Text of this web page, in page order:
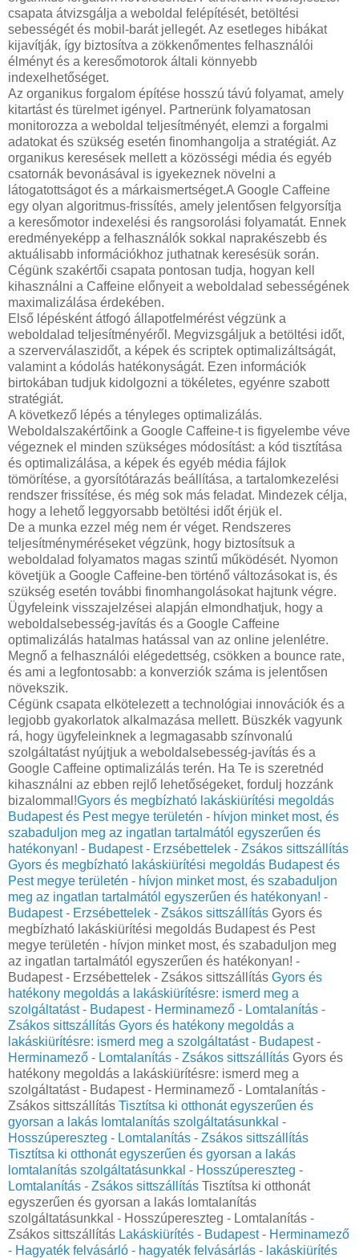
csapata átvizsgálja a weboldal felépítését, betöltési
sebességét és mobil-barát jellegét. Az esetleges hibákat
kijavítják, így biztosítva a zökkenőmentes felhasználói
élményt és a keresőmotorok általi könnyebb
indexelhetőséget.
Az organikus forgalom építése hosszú távú folyamat, amely
kitartást és türelmet igényel. Partnerünk folyamatosan
monitorozza a weboldal teljesítményét, elemzi a forgalmi
adatokat és szükség esetén finomhangolja a stratégiát. Az
organikus keresések mellett a közösségi média és egyéb
csatornák bevonásával is igyekeznek növelni a
látogatottságot és a márkaismertséget.A Google Caffeine
egy olyan algoritmus-frissítés, amely jelentősen felgyorsítja
a keresőmotor indexelési és rangsorolási folyamatát. Ennek
eredményeképp a felhasználók sokkal naprakészebb és
aktuálisabb információkhoz juthatnak keresésük során.
Cégünk szakértői csapata pontosan tudja, hogyan kell
kihasználni a Caffeine előnyeit a weboldalad sebességének
maximalizálása érdekében.
Első lépésként átfogó állapotfelmérést végzünk a
weboldalad teljesítményéről. Megvizsgáljuk a betöltési időt,
a szerverválaszidőt, a képek és scriptek optimalizáltságát,
valamint a kódolás hatékonyságát. Ezen információk
birtokában tudjuk kidolgozni a tökéletes, egyénre szabott
stratégiát.
A következő lépés a tényleges optimalizálás.
Weboldalszakértőink a Google Caffeine-t is figyelembe véve
végeznek el minden szükséges módosítást: a kód tisztítása
és optimalizálása, a képek és egyéb média fájlok
tömörítése, a gyorsítótárazás beállítása, a tartalomkezelési
rendszer frissítése, és még sok más feladat. Mindezek célja,
hogy a lehető leggyorsabb betöltési időt érjük el.
De a munka ezzel még nem ér véget. Rendszeres
teljesítményméréseket végzünk, hogy biztosítsuk a
weboldalad folyamatos magas szintű működését. Nyomon
követjük a Google Caffeine-ben történő változásokat is, és
szükség esetén további finomhangolásokat hajtunk végre.
Ügyfeleink visszajelzései alapján elmondhatjuk, hogy a
weboldalsebesség-javítás és a Google Caffeine
optimalizálás hatalmas hatással van az online jelenlétre.
Megnő a felhasználói elégedettség, csökken a bounce rate,
és ami a legfontosabb: a konverziók száma is jelentősen
növekszik.
Cégünk csapata elkötelezett a technológiai innovációk és a
legjobb gyakorlatok alkalmazása mellett. Büszkék vagyunk
rá, hogy ügyfeleinknek a legmagasabb színvonalú
szolgáltatást nyújtjuk a weboldalsebesség-javítás és a
Google Caffeine optimalizálás terén. Ha Te is szeretnéd
kihasználni az ebben rejlő lehetőségeket, fordulj hozzánk
bizalommal!Gyors és megbízható lakáskiürítési megoldás
Budapest és Pest megye területén - hívjon minket most, és
szabaduljon meg az ingatlan tartalmától egyszerűen és
hatékonyan! - Budapest - Erzsébettelek - Zsákos sittszállítás
Gyors és megbízható lakáskiürítési megoldás Budapest és
Pest megye területén - hívjon minket most, és szabaduljon
meg az ingatlan tartalmától egyszerűen és hatékonyan! -
Budapest - Erzsébettelek - Zsákos sittszállítás Gyors és
megbízható lakáskiürítési megoldás Budapest és Pest
megye területén - hívjon minket most, és szabaduljon meg
az ingatlan tartalmától egyszerűen és hatékonyan! -
Budapest - Erzsébettelek - Zsákos sittszállítás Gyors és
hatékony megoldás a lakáskiürítésre: ismerd meg a
szolgáltatást - Budapest - Herminamező - Lomtalanítás -
Zsákos sittszállítás Gyors és hatékony megoldás a
lakáskiürítésre: ismerd meg a szolgáltatást - Budapest -
Herminamező - Lomtalanítás - Zsákos sittszállítás Gyors és
hatékony megoldás a lakáskiürítésre: ismerd meg a
szolgáltatást - Budapest - Herminamező - Lomtalanítás -
Zsákos sittszállítás Tisztítsa ki otthonát egyszerűen és
gyorsan a lakás lomtalanítás szolgáltatásunkkal -
Hosszúpereszteg - Lomtalanítás - Zsákos sittszállítás
Tisztítsa ki otthonát egyszerűen és gyorsan a lakás
lomtalanítás szolgáltatásunkkal - Hosszúpereszteg -
Lomtalanítás - Zsákos sittszállítás Tisztítsa ki otthonát
egyszerűen és gyorsan a lakás lomtalanítás
szolgáltatásunkkal - Hosszúpereszteg - Lomtalanítás -
Zsákos sittszállítás Lakáskiürítés - Budapest - Herminamező
- Hagyaték felvásárló - hagyaték felvásárlás - lakáskiürítés